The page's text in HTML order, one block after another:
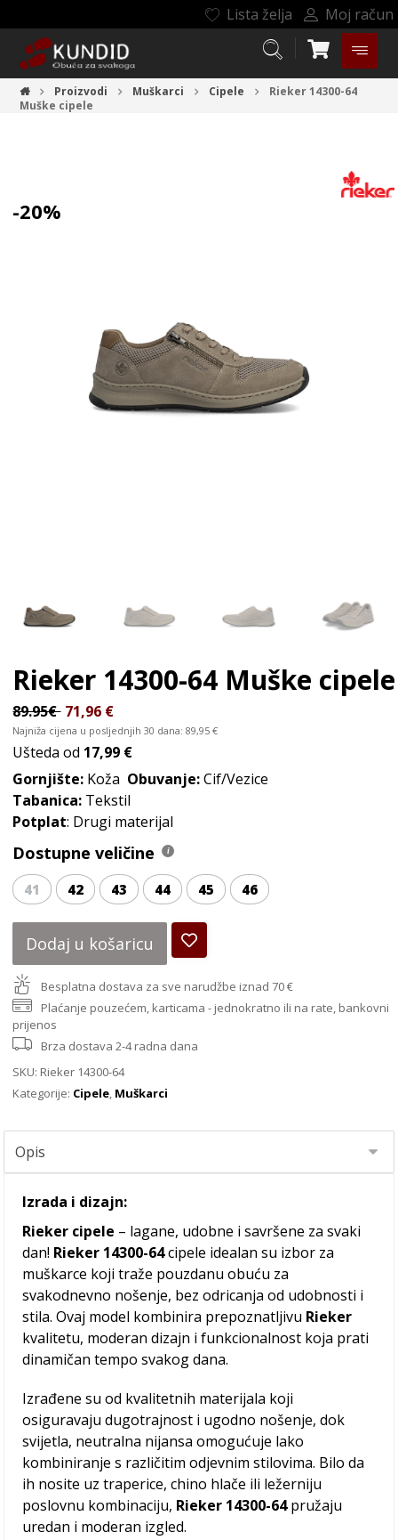
Lista želja Moj račun
Proizvodi Muškarci Cipele
Rieker 14300-64
Muške cipele
-20%
Rieker 14300-64 Muške cipele
89.95€ 71,96 €
Najniža cijena u posljednjih 30 dana:89,95€
Ušteda od 17,99 €
Gornjište: Koža Obuvanje:Cif/Vezice
Tabanica: Tekstil
Potplat: Drugi materijal
Dostupne veličine
41 42 43 44 45 46
Dodaj u košaricu
Besplatna dostava za sve narudžbe iznad 70 €
Plaćanje pouzećem, karticama - jednokratno ili na rate, bankovni
prijenos
Brza dostava 2-4 radna dana
SKU: Rieker 14300-64
Kategorije: Cipele, Muškarci
Izrada i dizajn:
Rieker cipele – lagane, udobne i savršene za svaki
dan! Rieker 14300-64cipele idealan su izbor za
muškarce koji traže pouzdanu obuću za
svakodnevno nošenje, bez odricanja od udobnosti i
stila. Ovaj model kombinira prepoznatljivu Rieker
kvalitetu, moderan dizajn i funkcionalnost koja prati
dinamičan tempo svakog dana.
Izrađene su od kvalitetnih materijala koji
osiguravaju dugotrajnost i ugodno nošenje, dok
svijetla, neutralna nijansa omogućuje lako
kombiniranje s različitim odjevnim stilovima. Bilo da
ih nosite uz traperice, chino hlače ili ležerniju
poslovnu kombinaciju, Rieker 14300-64pružaju
uredan i moderan izgled.